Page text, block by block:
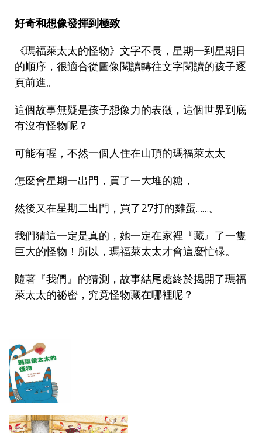
好奇和想像發揮到極致
《瑪福萊太太的怪物》文字不長，星期一到星期日
的順序，很適合從圖像閱讀轉往文字閱讀的孩子逐
頁前進。
這個故事無疑是孩子想像力的表徵，這個世界到底
有沒有怪物呢？
可能有喔，不然一個人住在山頂的瑪福萊太太
怎麼會星期一出門，買了一大堆的糖，
然後又在星期二出門，買了27打的雞蛋……。
我們猜這一定是真的，她一定在家裡『藏』了一隻
巨大的怪物！所以，瑪福萊太太才會這麼忙碌。
隨著『我們』的猜測，故事結尾處終於揭開了瑪福
萊太太的祕密，究竟怪物藏在哪裡呢？